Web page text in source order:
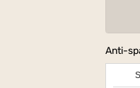
Anti-